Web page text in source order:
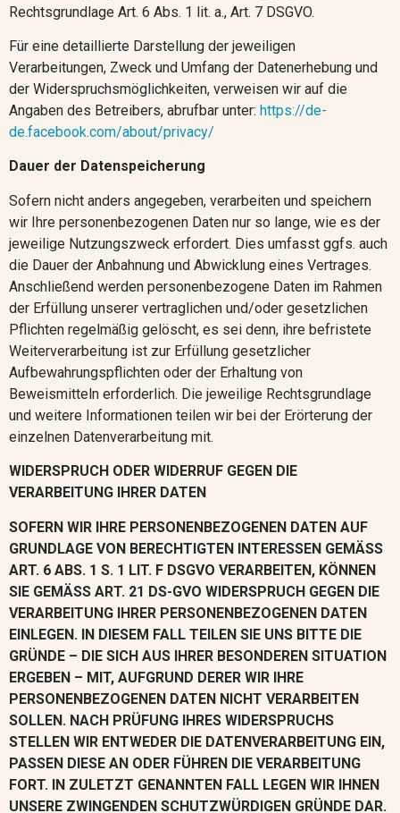
Rechtsgrundlage Art. 6 Abs. 1 lit. a., Art. 7 DSGVO.
Für eine detaillierte Darstellung der jeweiligen
Verarbeitungen, Zweck und Umfang der Datenerhebung und
der Widerspruchsmöglichkeiten, verweisen wir auf die
Angaben des Betreibers, abrufbar unter: https://de-
de.facebook.com/about/privacy/
Dauer der Datenspeicherung
Sofern nicht anders angegeben, verarbeiten und speichern
wir Ihre personenbezogenen Daten nur so lange, wie es der
jeweilige Nutzungszweck erfordert. Dies umfasst ggfs. auch
die Dauer der Anbahnung und Abwicklung eines Vertrages.
Anschließend werden personenbezogene Daten im Rahmen
der Erfüllung unserer vertraglichen und/oder gesetzlichen
Pflichten regelmäßig gelöscht, es sei denn, ihre befristete
Weiterverarbeitung ist zur Erfüllung gesetzlicher
Aufbewahrungspflichten oder der Erhaltung von
Beweismitteln erforderlich. Die jeweilige Rechtsgrundlage
und weitere Informationen teilen wir bei der Erörterung der
einzelnen Datenverarbeitung mit.
WIDERSPRUCH ODER WIDERRUF GEGEN DIE
VERARBEITUNG IHRER DATEN
SOFERN WIR IHRE PERSONENBEZOGENEN DATEN AUF
GRUNDLAGE VON BERECHTIGTEN INTERESSEN GEMÄSS
ART. 6 ABS. 1 S. 1 LIT. F DSGVO VERARBEITEN, KÖNNEN
SIE GEMÄSS ART. 21 DS-GVO WIDERSPRUCH GEGEN DIE
VERARBEITUNG IHRER PERSONENBEZOGENEN DATEN
EINLEGEN. IN DIESEM FALL TEILEN SIE UNS BITTE DIE
GRÜNDE – DIE SICH AUS IHRER BESONDEREN SITUATION
ERGEBEN – MIT, AUFGRUND DERER WIR IHRE
PERSONENBEZOGENEN DATEN NICHT VERARBEITEN
SOLLEN. NACH PRÜFUNG IHRES WIDERSPRUCHS
STELLEN WIR ENTWEDER DIE DATENVERARBEITUNG EIN,
PASSEN DIESE AN ODER FÜHREN DIE VERARBEITUNG
FORT. IN ZULETZT GENANNTEN FALL LEGEN WIR IHNEN
UNSERE ZWINGENDEN SCHUTZWÜRDIGEN GRÜNDE DAR.